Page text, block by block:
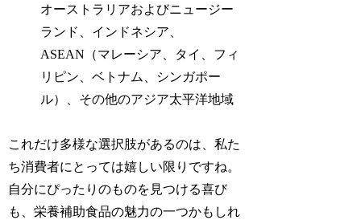
オーストラリアおよびニュージー
ランド、インドネシア、
ASEAN（マレーシア、タイ、フィ
リピン、ベトナム、シンガポー
ル）、その他のアジア太平洋地域
これだけ多様な選択肢があるのは、私た
ち消費者にとっては嬉しい限りですね。
自分にぴったりのものを見つける喜び
も、栄養補助食品の魅力の一つかもしれ